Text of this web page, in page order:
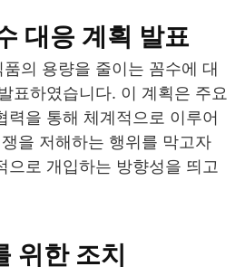
대응 계획 발표
의 용량을 줄이는 꼼수에 대
표하였습니다. 이 계획은 주요
력을 통해 체계적으로 이루어
을 저해하는 행위를 막고자
으로 개입하는 방향성을 띄고
위한 조치